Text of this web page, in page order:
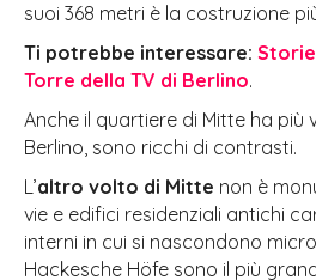
suoi 368 metri è la costruzione
Ti potrebbe interessare:
Torre della TV di Berlino.
Anche il quartiere di Mitte ha più
Berlino, sono ricchi di contrasti.
L’altro volto di Mitte non è
vie e edifici residenziali antichi
interni in cui si nascondono
Hackesche Höfe sono il più